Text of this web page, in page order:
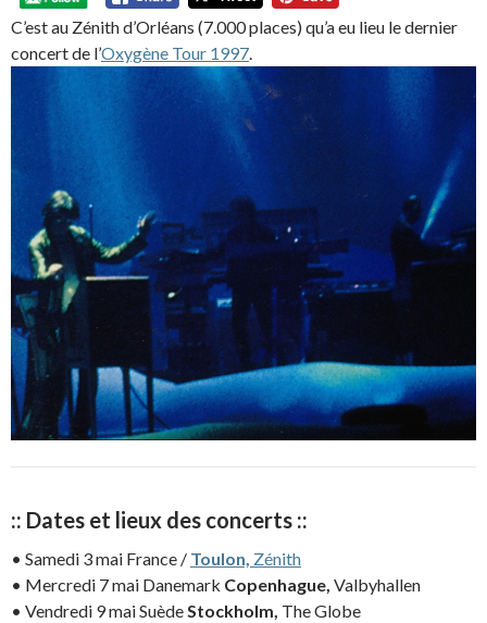
C’est au Zénith d’Orléans (7.000 places) qu’a eu lieu le dernier
concert de l’Oxygène Tour 1997.
:: Dates et lieux des concerts ::
• Samedi 3 mai France / Toulon, Zénith
• Mercredi 7 mai Danemark Copenhague, Valbyhallen
• Vendredi 9 mai SuèdeStockholm, The Globe